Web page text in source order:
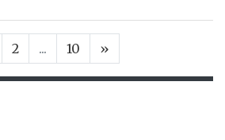
2 ... 10 »Nasledujúca